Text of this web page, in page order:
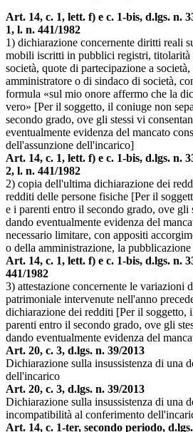
Art. 14, c. 1, lett. f) e c. 1-bis, d.lgs. n.
1, l. n. 441/1982
1) dichiarazione concernente diritti reali
mobili iscritti in pubblici registri, titolarità
società, quote di partecipazione a
amministratore o di sindaco di società,
formula «sul mio onore affermo che la
vero» [Per il soggetto, il coniuge non
secondo grado, ove gli stessi vi
eventualmente evidenza del mancato
dell'assunzione dell'incarico]
Art. 14, c. 1, lett. f) e c. 1-bis, d.lgs. n.
2, l. n. 441/1982
2) copia dell'ultima dichiarazione dei
redditi delle persone fisiche [Per il
e i parenti entro il secondo grado, ove gli
dando eventualmente evidenza del
necessario limitare, con appositi
o della amministrazione, la
Art. 14, c. 1, lett. f) e c. 1-bis, d.lgs. n.
441/1982
3) attestazione concernente le variazioni
patrimoniale intervenute nell'anno
dichiarazione dei redditi [Per il soggetto,
parenti entro il secondo grado, ove gli
dando eventualmente evidenza del
Art. 20, c. 3, d.lgs. n. 39/2013
Dichiarazione sulla insussistenza di una
dell'incarico
Art. 20, c. 3, d.lgs. n. 39/2013
Dichiarazione sulla insussistenza di una
incompatibilità al conferimento
Art. 14, c. 1-ter, secondo periodo,